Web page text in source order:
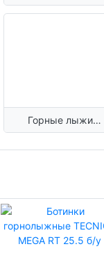
лыжи взрослые
Горные лыжи
детские.